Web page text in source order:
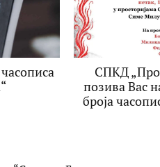
СПКД
позива Вас
броја